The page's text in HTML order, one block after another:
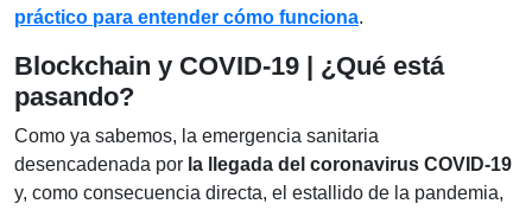
práctico para entender cómo funciona.
Blockchain y COVID-19 | ¿Qué está
pasando?
Como ya sabemos, la emergencia sanitaria
desencadenada por la llegada del coronavirus COVID-19
y, como consecuencia directa, el estallido de la pandemia,